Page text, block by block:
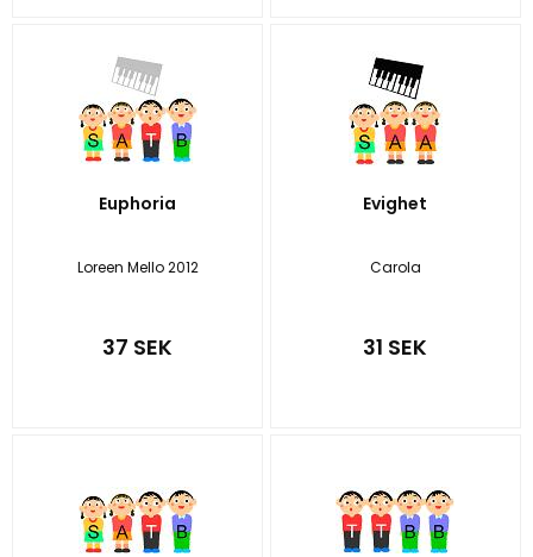
Euphoria
Loreen Mello 2012
37 SEK
Evighet
Carola
31 SEK